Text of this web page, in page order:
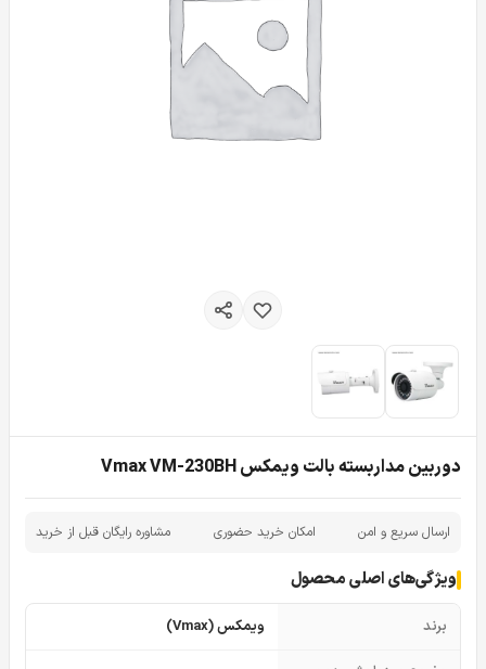
دوربین مداربسته بالت ویمکس Vmax VM-230BH
ارسال سریع و امن امکان خرید حضوری مشاوره رایگان قبل از خرید
ویژگی‌های اصلی محصول
برند ویمکس (Vmax)